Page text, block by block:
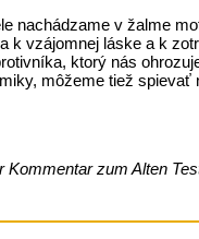
nachádzame v žalme
vzájomnej láske a k
ktorý nás
môžeme tiež spievať
Kommentar zum Alten